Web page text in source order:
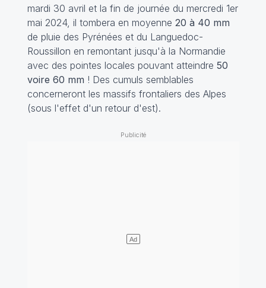
mardi 30 avril et la fin de journée du mercredi 1er
mai 2024, il tombera en moyenne 20 à 40 mm
de pluie des Pyrénées et du Languedoc-
Roussillon en remontant jusqu'à la Normandie
avec des pointes locales pouvant atteindre 50
voire 60 mm ! Des cumuls semblables
concerneront les massifs frontaliers des Alpes
(sous l'effet d'un retour d'est).